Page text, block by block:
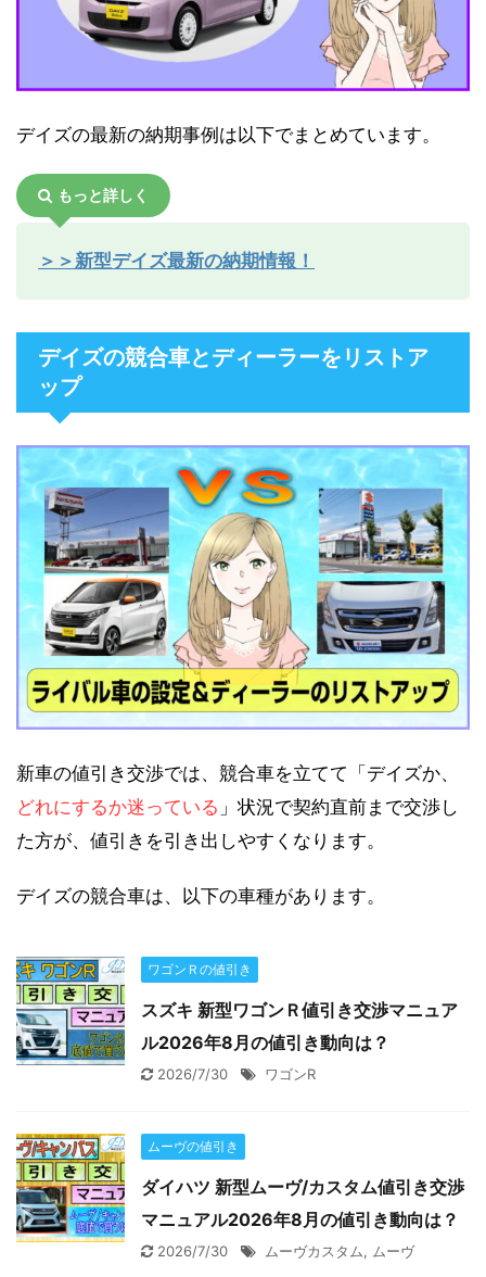
デイズの最新の納期事例は以下でまとめています。
もっと詳しく
＞＞新型デイズ最新の納期情報！
デイズの競合車とディーラーをリストア
ップ
新車の値引き交渉では、競合車を立てて「デイズか、
どれにするか迷っている 」状況で契約直前まで交渉し
た方が、値引きを引き出しやすくなります。
デイズの競合車は、以下の車種があります。
ワゴンＲの値引き
スズキ 新型ワゴンＲ値引き交渉マニュア
ル2026年8月の値引き動向は？
2026/7/30 ワゴンR
ムーヴの値引き
ダイハツ 新型ムーヴ/カスタム値引き交渉
マニュアル2026年8月の値引き動向は？
2026/7/30 ムーヴカスタム, ムーヴ